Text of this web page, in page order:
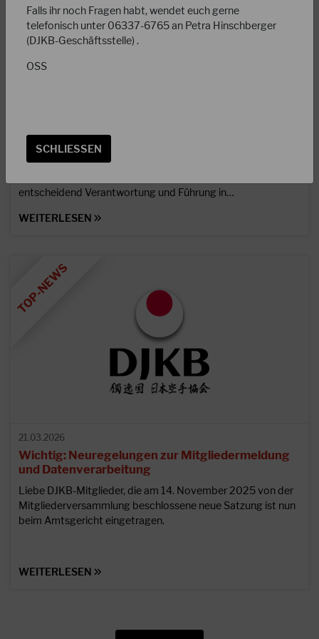
Konfliktmanager/-in
Starker Austausch beim Dojoleitertag 2026 in Berlin –
entscheidend Verantwortung und Führung in…
WEITERLESEN
21.03.2026
Wichtig: Neuregelungen zur Mitgliedermeldung
und Datenverarbeitung
Liebe DJKB-Mitglieder, die am 14. November 2025 von der
Mitgliederversammlung beschlossene neue Satzung ist nun
beim Amtsgericht eingetragen.
WEITERLESEN
Falls ihr noch Fragen habt, wendet euch gerne
telefonisch unter 06337-6765 an Petra Hinschberger
(DJKB-Geschäftsstelle) .
OSS
SCHLIESSEN